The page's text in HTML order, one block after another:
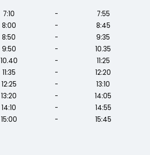
7:10 -
7:55
8:00 -
8:45
8:50 -
9:35
9:50 -
10.35
10.40 -
11:25
11:35 -
12:20
12:25 -
13:10
13:20 -
14:05
14:10 -
14:55
15:00 - 15:45